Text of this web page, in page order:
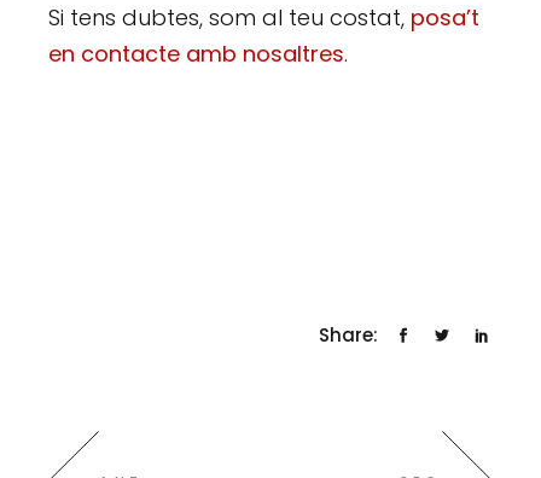
Si tens dubtes, som al teu costat, posa’t
en contacte amb nosaltres.
Share: